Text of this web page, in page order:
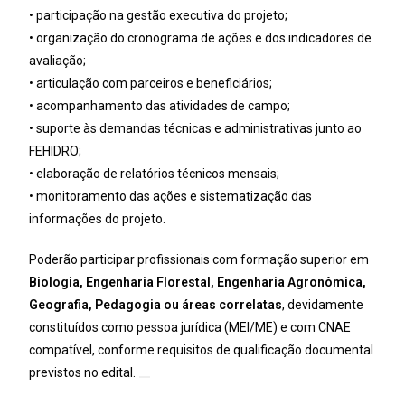
• participação na gestão executiva do projeto;
• organização do cronograma de ações e dos indicadores de
avaliação;
• articulação com parceiros e beneficiários;
• acompanhamento das atividades de campo;
• suporte às demandas técnicas e administrativas junto ao
FEHIDRO;
• elaboração de relatórios técnicos mensais;
• monitoramento das ações e sistematização das
informações do projeto.
Poderão participar profissionais com formação superior em
Biologia, Engenharia Florestal, Engenharia Agronômica,
Geografia, Pedagogia ou áreas correlatas, devidamente
constituídos como pessoa jurídica (MEI/ME) e com CNAE
compatível, conforme requisitos de qualificação documental
previstos no edital.